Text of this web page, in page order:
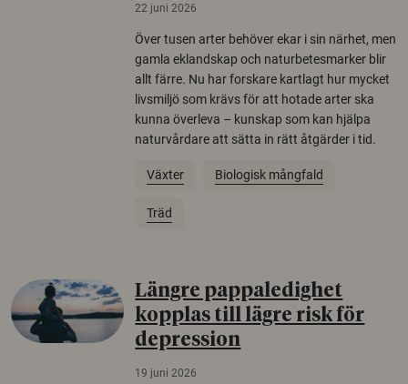
22 juni 2026
Över tusen arter behöver ekar i sin närhet, men
gamla eklandskap och naturbetesmarker blir
allt färre. Nu har forskare kartlagt hur mycket
livsmiljö som krävs för att hotade arter ska
kunna överleva – kunskap som kan hjälpa
naturvårdare att sätta in rätt åtgärder i tid.
Växter Biologisk mångfald
Träd
Längre pappaledighet
kopplas till lägre risk för
depression
19 juni 2026